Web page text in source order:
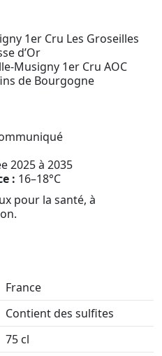
1er Cru Les Groseilles
d’Or
Musigny 1er Cru AOC
de Bourgogne
2025 à 2035
: 16–18°C
pour la santé, à
France
Contient des sulfites
75 cl